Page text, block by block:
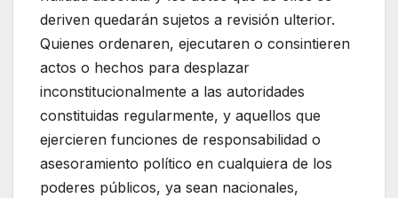
deriven quedarán sujetos a revisión ulterior.
Quienes ordenaren, ejecutaren o consintieren
actos o hechos para desplazar
inconstitucionalmente a las autoridades
constituidas regularmente, y aquellos que
ejercieren funciones de responsabilidad o
asesoramiento político en cualquiera de los
poderes públicos, ya sean nacionales,